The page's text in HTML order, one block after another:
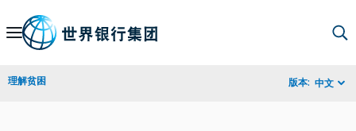
Skip
Navigation
理解贫困 版本: 中文